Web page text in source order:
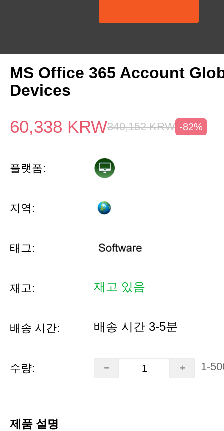
MS Office 365 Account
Devices
60,338 KRW340,152 KRW -82%
플랫폼:
지역:
태그:
재고: 재고 있음
배송 시간: 배송 시간 3-5분
수량: 1-
제품 설명